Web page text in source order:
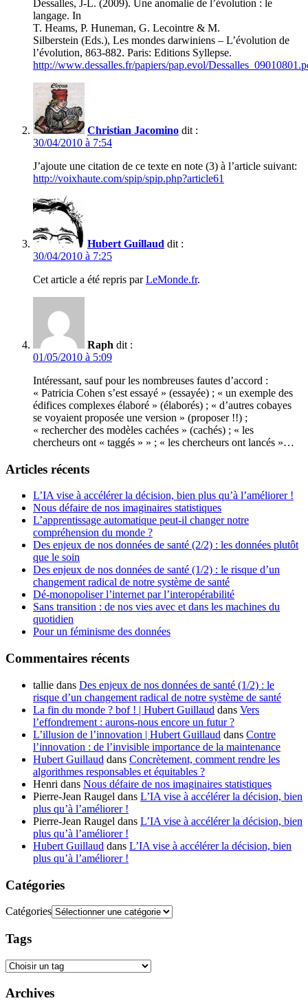
Dessalles, J-L. (2009). Une anomalie de l’évolution : le
langage. In
T. Heams, P. Huneman, G. Lecointre & M.
Silberstein (Eds.), Les mondes darwiniens – L’évolution de
l’évolution, 863-882. Paris: Editions Syllepse.
http://www.dessalles.fr/papiers/pap.evol/
Christian Jacomino dit :
30/04/2010 à 7:54
J’ajoute une citation de ce texte en note (3) à l’article suivant:
http://voixhaute.com/spip/spip.php?article61
Hubert Guillaud dit :
30/04/2010 à 7:25
Cet article a été repris parLeMonde.fr.
Raph dit :
01/05/2010 à 5:09
Intéressant, sauf pour les nombreuses fautes d’accord :
« Patricia Cohen s’est essayé » (essayée) ; « un exemple des
édifices complexes élaboré » (élaborés) ; « d’autres cobayes
se voyaient proposée une version » (proposer !!) ;
« rechercher des modèles cachées » (cachés) ; « les
chercheurs ont « taggés » » ; « les chercheurs ont lancés »…
Articles récents
L’IA vise à accélérer la décision, bien plus qu’à l’améliorer !
Nous défaire de nos imaginaires statistiques
L’apprentissage automatique peut-il changer notre
compréhension du monde ?
Des enjeux de nos données de santé (2/2) : les données plutôt
que le soin
Des enjeux de nos données de santé (1/2) : le risque d’un
changement radical de notre système de santé
Dé-monopoliser l’internet par l’interopérabilité
Sans transition : de nos vies avec et dans les machines du
quotidien
Pour un féminisme des données
Commentaires récents
tallie dans Des enjeux de nos données de santé (1/2) : le
risque d’un changement radical de notre système de santé
La fin du monde ? bof ! | Hubert Guillaud dans Vers
l’effondrement : aurons-nous encore un futur ?
L’illusion de l’innovation | Hubert Guillaud dans Contre
l’innovation : de l’invisible importance de la maintenance
Hubert Guillaud dans Concrètement, comment rendre les
algorithmes responsables et équitables ?
Henri dans Nous défaire de nos imaginaires statistiques
Pierre-Jean Raugel dans L’IA vise à accélérer la décision, bien
plus qu’à l’améliorer !
Pierre-Jean Raugel dans L’IA vise à accélérer la décision, bien
plus qu’à l’améliorer !
Hubert Guillaud dans L’IA vise à accélérer la décision, bien
plus qu’à l’améliorer !
Catégories
Catégories
Tags
Archives